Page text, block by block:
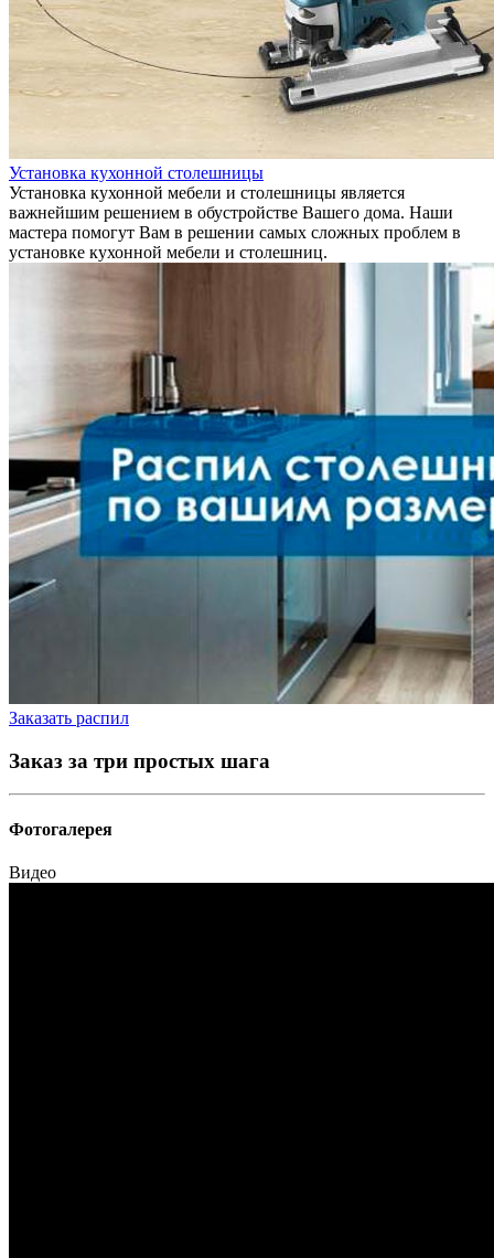
Установка кухонной столешницы
Установка кухонной мебели и столешницы является
важнейшим решением в обустройстве Вашего дома. Наши
мастера помогут Вам в решении самых сложных проблем в
установке кухонной мебели и столешниц.
Заказать распил
Заказ за три простых шага
Фотогалерея
Видео